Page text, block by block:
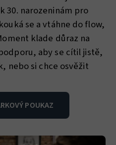
30. narozeninám pro
se a vtáhne do flow,
klade důraz na
aby se cítil jistě,
nebo si chce osvěžit
POUKAZ